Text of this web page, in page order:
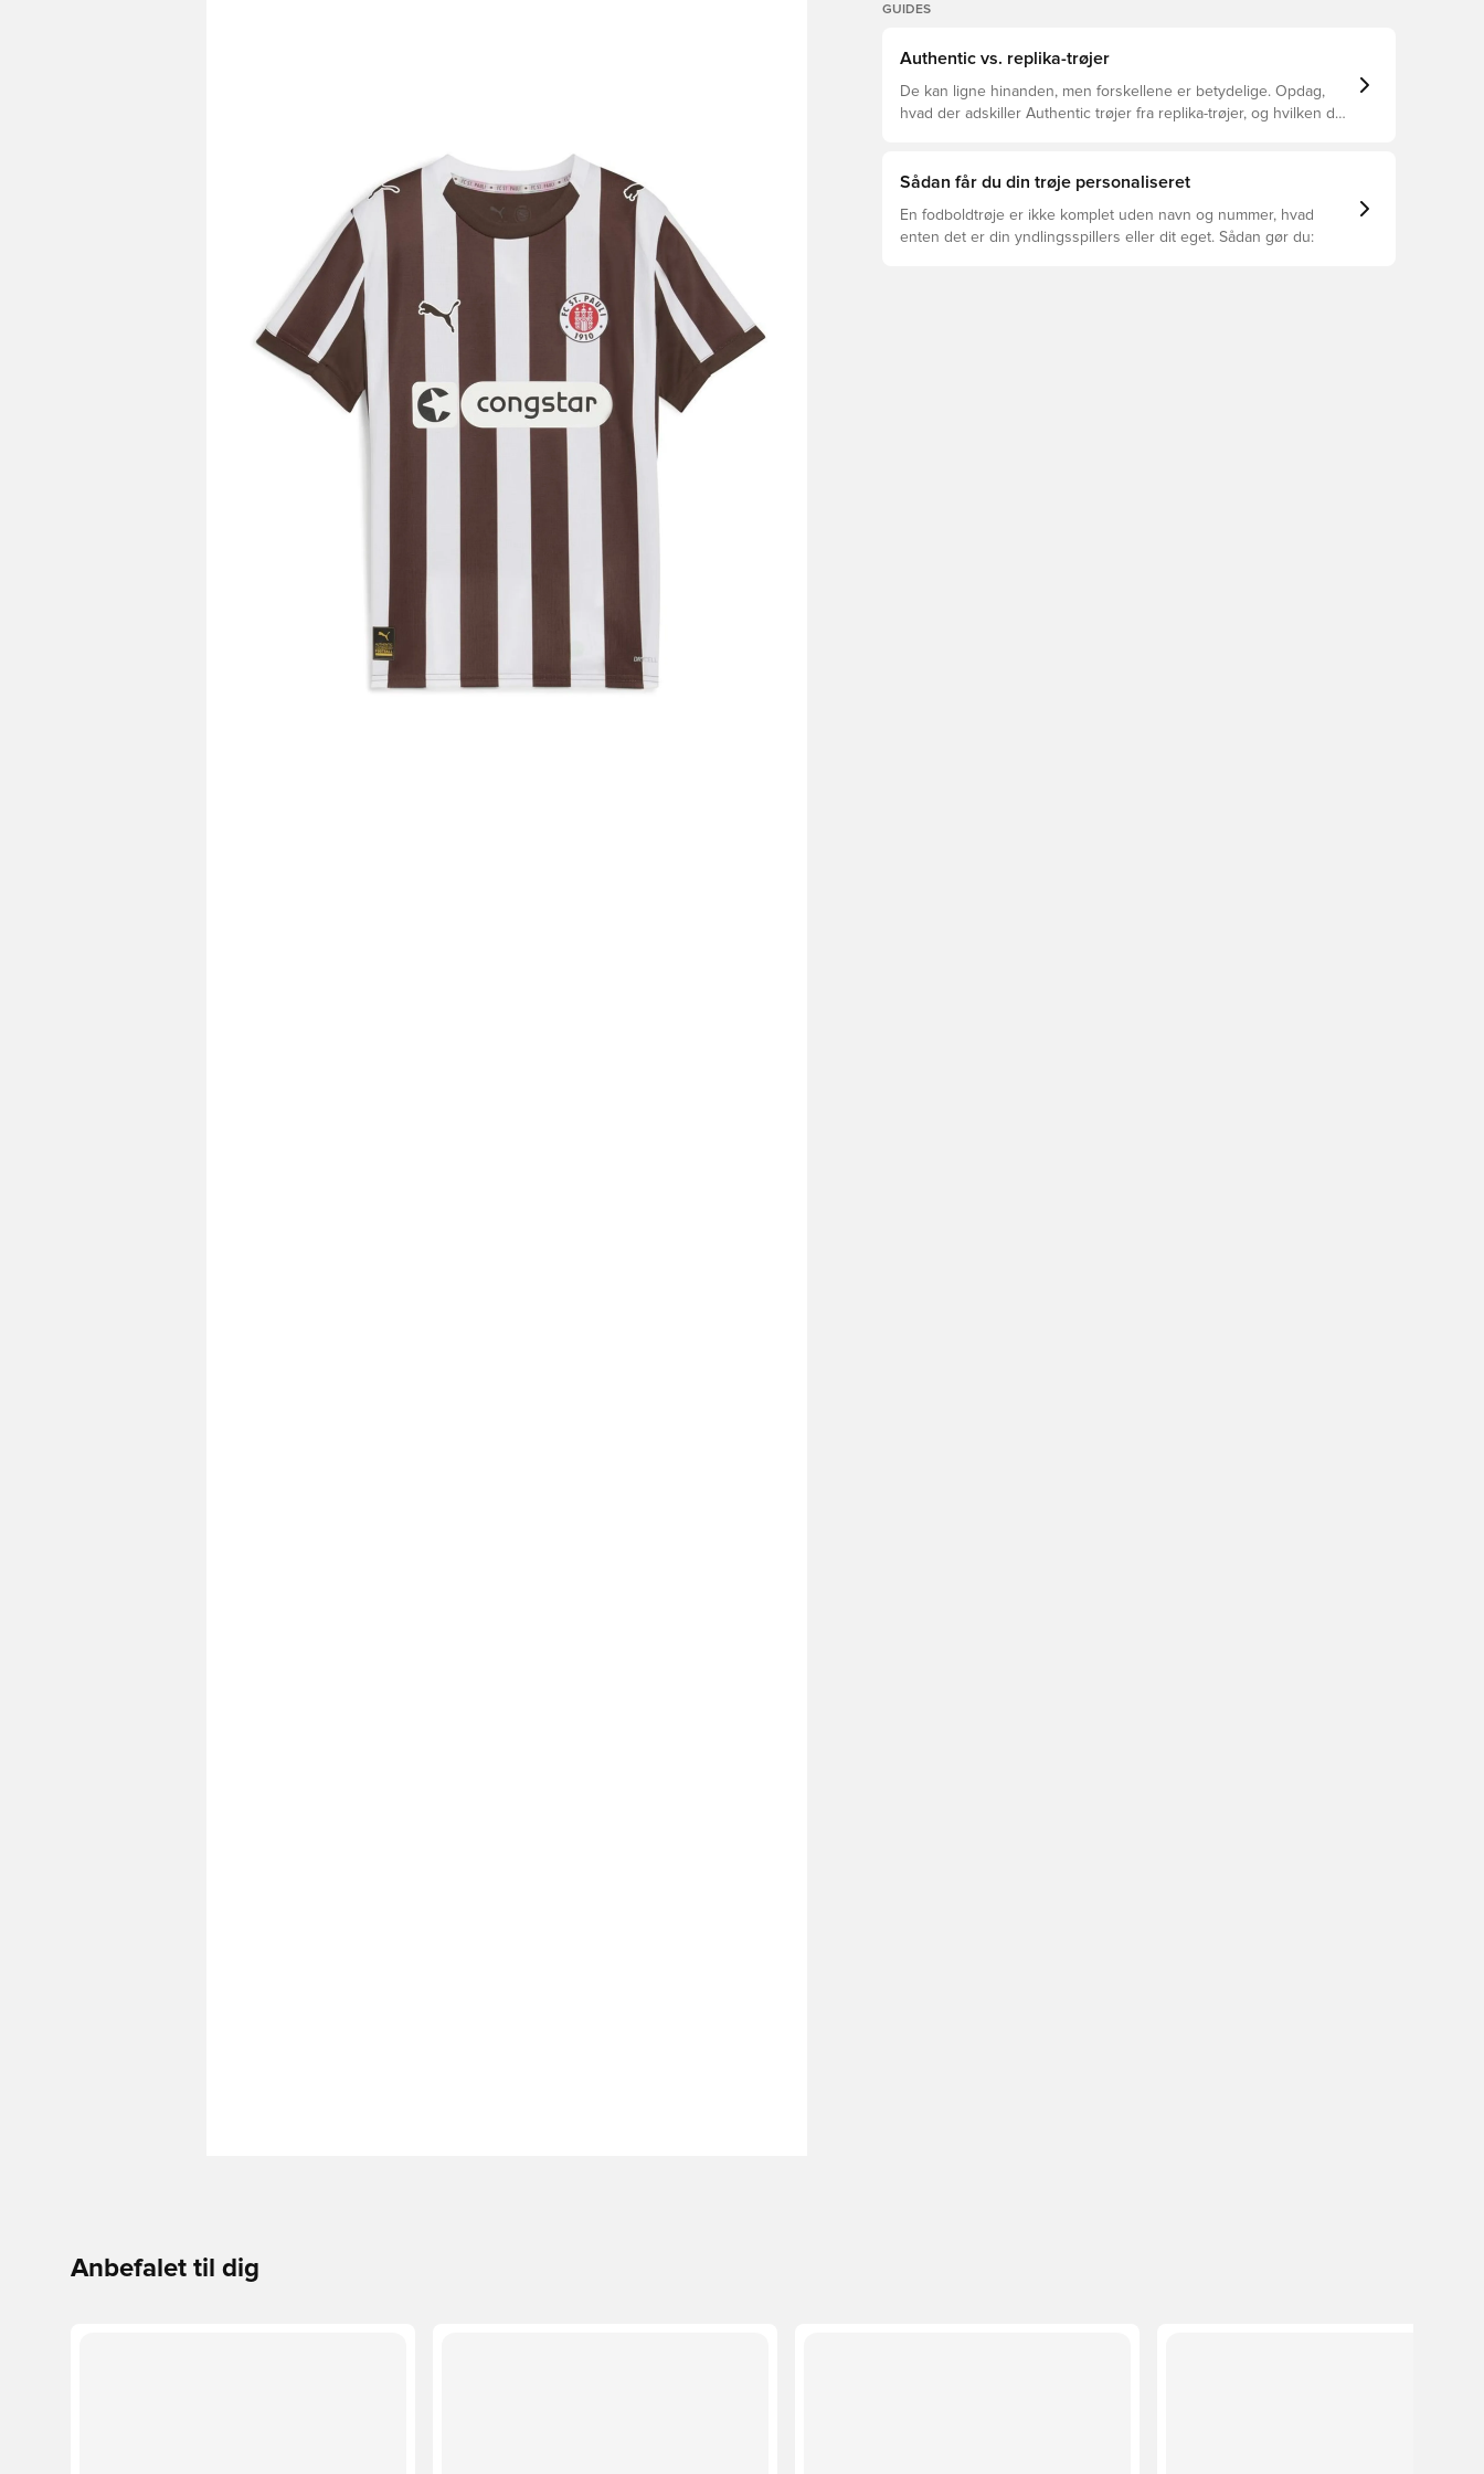
GUIDES
Authentic vs. replika-trøjer
De kan ligne hinanden, men forskellene er betydelige. Opdag,
hvad der adskiller Authentic trøjer fra replika-trøjer, og hvilken der
Sådan får du din trøje personaliseret
En fodboldtrøje er ikke komplet uden navn og nummer, hvad
enten det er din yndlingsspillers eller dit eget. Sådan gør du:
Anbefalet til dig